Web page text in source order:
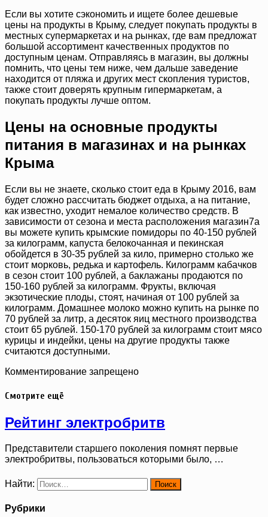
Если вы хотите сэкономить и ищете более дешевые
цены на продукты в Крыму, следует покупать продукты в
местных супермаркетах и на рынках, где вам предложат
большой ассортимент качественных продуктов по
доступным ценам. Отправляясь в магазин, вы должны
помнить, что цены тем ниже, чем дальше заведение
находится от пляжа и других мест скопления туристов,
также стоит доверять крупным гипермаркетам, а
покупать продукты лучше оптом.
Цены на основные продукты
питания в магазинах и на рынках
Крыма
Если вы не знаете, сколько стоит еда в Крыму 2016, вам
будет сложно рассчитать бюджет отдыха, а на питание,
как известно, уходит немалое количество средств. В
зависимости от сезона и места расположения магазин7а
вы можете купить крымские помидоры по 40-150 рублей
за килограмм, капуста белокочанная и пекинская
обойдется в 30-35 рублей за кило, примерно столько же
стоит морковь, редька и картофель. Килограмм кабачков
в сезон стоит 100 рублей, а баклажаны продаются по
150-160 рублей за килограмм. Фрукты, включая
экзотические плоды, стоят, начиная от 100 рублей за
килограмм. Домашнее молоко можно купить на рынке по
70 рублей за литр, а десяток яиц местного производства
стоит 65 рублей. 150-170 рублей за килограмм стоит мясо
курицы и индейки, цены на другие продукты также
считаются доступными.
Комментирование запрещено
Смотрите ещё
Рейтинг электробритв
Представители старшего поколения помнят первые
электробритвы, пользоваться которыми было, …
Найти:
Рубрики